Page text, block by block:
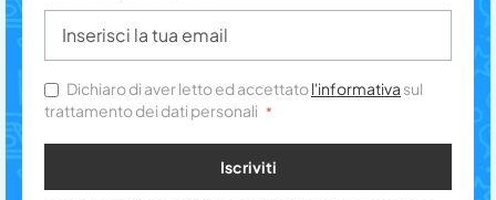
Dichiaro di aver letto ed accettatol'informativa sul
trattamento dei dati personali
Iscriviti